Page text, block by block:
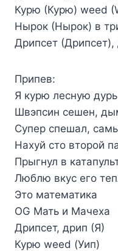
Курю (Курю) weed
Нырок (Нырок) в
Дрипсет
Припев:
Я курю лесную дурь
Швэпсин сешен,
Супер спешал,
Нахуй сто второй
Прыгнул в
Люблю вкус его
Это математика
OG Мать и Мачеха
Дрипсет, дрип (Я)
Курю weed (Уип)